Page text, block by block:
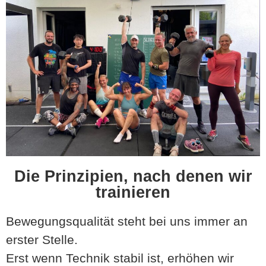
Die Prinzipien, nach denen wir
trainieren
Bewegungsqualität steht bei uns immer an
erster Stelle.
Erst wenn Technik stabil ist, erhöhen wir